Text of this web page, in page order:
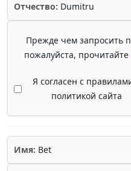
Отчество: Dumitru
Прежде чем запросить
пожалуйста, прочитайте
Я согласен с
политикой сайта
Имя: Bet